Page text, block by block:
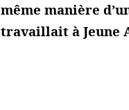
même manière
travaillait à Jeune